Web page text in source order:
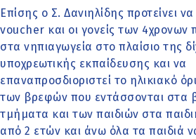
Επίσης ο Σ. Δανιηλίδης προτείνει να
voucher και οι γονείς των 4χρονων
στα νηπιαγωγεία στο πλαίσιο της
υποχρεωτικής εκπαίδευσης και να
επαναπροσδιοριστεί το ηλικιακό
των βρεφών που εντάσσονται στα
τμήματα και των παιδιών στα
από 2 ετών και άνω όλα τα παιδιά